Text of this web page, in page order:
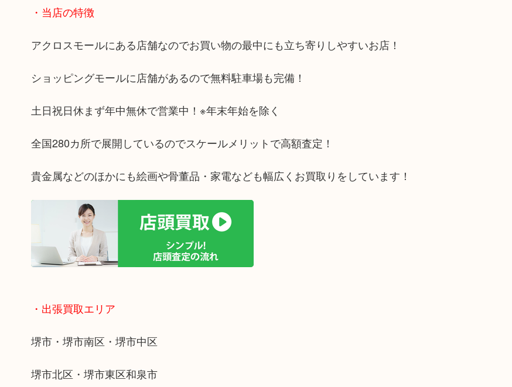
・当店の特徴
アクロスモールにある店舗なのでお買い物の最中にも立ち寄りしやすいお店！
ショッピングモールに店舗があるので無料駐車場も完備！
土日祝日休まず年中無休で営業中！※年末年始を除く
全国280カ所で展開しているのでスケールメリットで高額査定！
貴金属などのほかにも絵画や骨董品・家電なども幅広くお買取りをしています！
・出張買取エリア
堺市・堺市南区・堺市中区
堺市北区・堺市東区和泉市